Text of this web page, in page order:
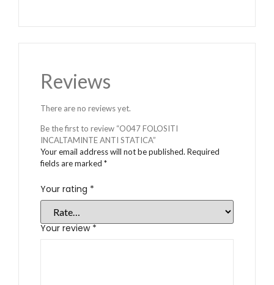
Reviews
There are no reviews yet.
Be the first to review “O047 FOLOSITI
INCALTAMINTE ANTI STATICA”
Your email address will not be published. Required
fields are marked *
Your rating *
Your review *